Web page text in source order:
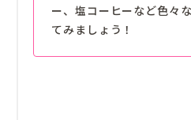
ー、塩コーヒーなど色々
てみましょう！